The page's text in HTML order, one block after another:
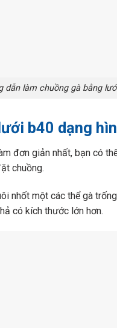
dẫn làm chuồng gà bằng
b40 dạng
đơn giản nhất, bạn có
chuồng.
nhốt một các thể gà
có kích thước lớn hơn.